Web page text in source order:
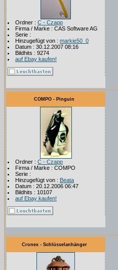
Ordner : C - Czapp
Firma / Marke : CAS Software AG
Serie :
Hinzugefügt von : markie50_0
Datum : 30.12.2007 08:16
Bildhits : 9274
auf Ebay kaufen!
COMPO - Pinguin
Ordner : C - Czapp
Firma / Marke : COMPO
Serie :
Hinzugefügt von : Beata
Datum : 20.12.2006 06:47
Bildhits : 10107
auf Ebay kaufen!
Cronex - Schlüsselanhänger